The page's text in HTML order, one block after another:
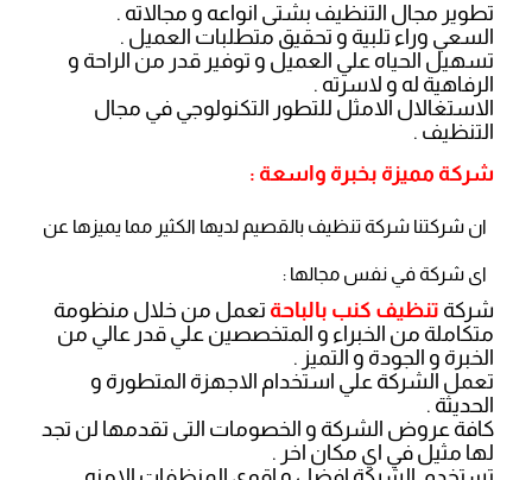
تطوير مجال التنظيف بشتى انواعه و مجالاته .
السعي وراء تلبية و تحقيق متطلبات العميل .
تسهيل الحياه علي العميل و توفير قدر من الراحة و
الرفاهية له و لاسرته .
الاستغالال الامثل للتطور التكنولوجي في مجال
التنظيف .
شركة مميزة بخبرة واسعة :
ان شركتنا شركة تنظيف بالقصيم لديها الكثير مما يميزها عن
اى شركة في نفس مجالها :
شركة تنظيف كنب بالباحة تعمل من خلال منظومة
متكاملة من الخبراء و المتخصصين علي قدر عالي من
الخبرة و الجودة و التميز .
تعمل الشركة علي استخدام الاجهزة المتطورة و
الحديثة .
كافة عروض الشركة و الخصومات التى تقدمها لن تجد
لها مثيل في اي مكان اخر .